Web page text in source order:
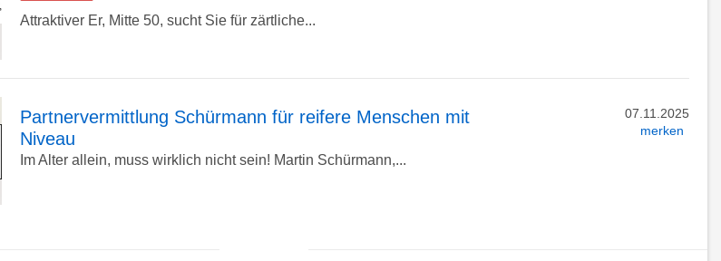
Detailseite
Attraktiver Er, Mitte 50, sucht Sie für zärtliche...
Partnervermittlung Schürmann für reifere Menschen mit
Niveau
Im Alter allein, muss wirklich nicht sein! Martin Schürmann,...
07.11.2025
merken